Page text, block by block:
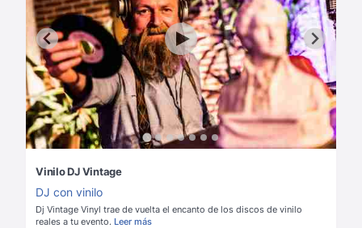
Vinilo DJ Vintage
DJ con vinilo
Dj Vintage Vinyl trae de vuelta el encanto de los discos de vinilo
reales a tu evento. Leer más